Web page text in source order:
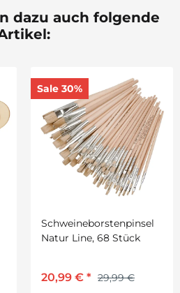
dazu auch folgende
Sale 30%
Schweineborstenpinsel
Natur Line, 68 Stück
20,99 € * 29,99 €